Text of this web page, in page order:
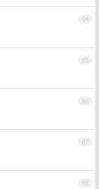
64
65
66
67
68